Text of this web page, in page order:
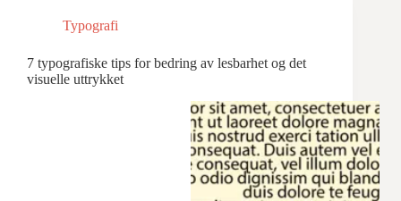
Typografi
7 typografiske tips for bedring av lesbarhet og det
visuelle uttrykket